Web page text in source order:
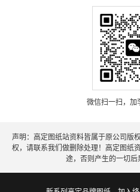
微信扫一扫，加
声明：高定图纸站资料皆属于原公司版
权，请联系我们做删除处理！高定图纸
途，否则产生的一切后